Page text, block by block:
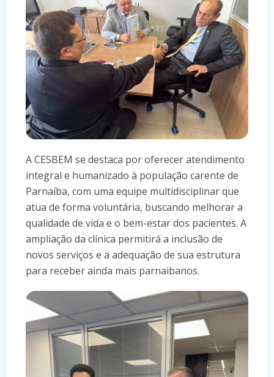
A CESBEM se destaca por oferecer atendimento
integral e humanizado à população carente de
Parnaíba, com uma equipe multidisciplinar que
atua de forma voluntária, buscando melhorar a
qualidade de vida e o bem-estar dos pacientes. A
ampliação da clínica permitirá a inclusão de
novos serviços e a adequação de sua estrutura
para receber ainda mais parnaibanos.